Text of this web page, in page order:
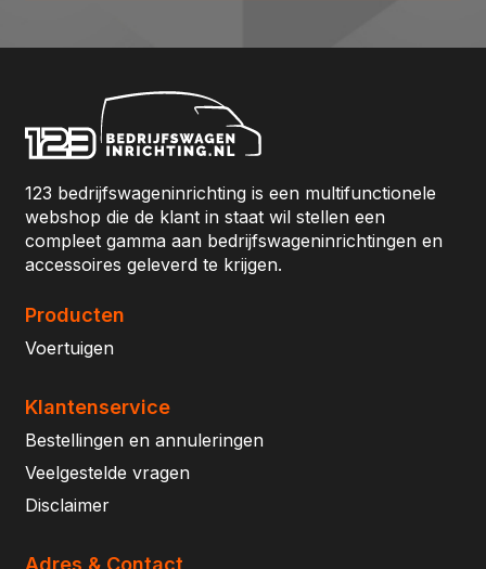
123 bedrijfswageninrichting is een multifunctionele
webshop die de klant in staat wil stellen een
compleet gamma aan bedrijfswageninrichtingen en
accessoires geleverd te krijgen.
Producten
Voertuigen
Klantenservice
Bestellingen en annuleringen
Veelgestelde vragen
Disclaimer
Adres & Contact